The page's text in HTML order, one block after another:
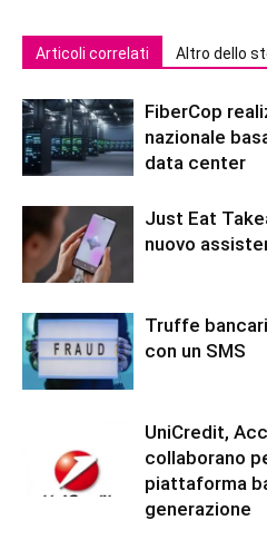
Articoli correlati Altro dello
FiberCop
nazionale
data center
Just Eat
nuovo
Truffe
con un SMS
UniCredit,
collaborano
piattaforma
generazione